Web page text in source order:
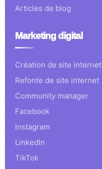
Articles de blog
Marketing digital
Création de site internet
Refonte de site internet
Community manager
Facebook
Instagram
LinkedIn
TikTok